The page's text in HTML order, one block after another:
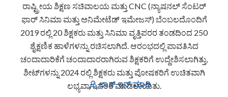
ಲಾಗ್ ಇನ್ ಮಾಡಿ
ರಾಷ್ಟ್ರೀಯ ಶಿಕ್ಷಣ ಸಚಿವಾಲಯ ಮತ್ತು CNC (ನ್ಯಾಷನಲ್ ಸೆಂಟರ್
ಫಾರ್ ಸಿನಿಮಾ ಮತ್ತು ಅನಿಮೇಟೆಡ್ ಇಮೇಜಸ್) ಬೆಂಬಲದೊಂದಿಗೆ
2019 ರಲ್ಲಿ 20 ಶಿಕ್ಷಕರು ಮತ್ತು ಸಿನಿಮಾ ವೃತ್ತಿಪರರ ತಂಡದಿಂದ 250
ಶೈಕ್ಷಣಿಕ ಹಾಳೆಗಳನ್ನು ರಚಿಸಲಾಗಿದೆ. ಆರಂಭದಲ್ಲಿ ಪಾವತಿಸಿದ
ಚಂದಾದಾರಿಕೆಗೆ ಚಂದಾದಾರರಾಗಿರುವ ಶಿಕ್ಷಕರಿಗೆ ಉದ್ದೇಶಿಸಲಾಗಿತ್ತು,
ಶೀಟ್‌ಗಳನ್ನು 2024 ರಲ್ಲಿ ಶಿಕ್ಷಕರು ಮತ್ತು ಪೋಷಕರಿಗೆ ಉಚಿತವಾಗಿ
ಲಭ್ಯವಾಗುವಂತೆ ಮಾಡಲಾಯಿತು.